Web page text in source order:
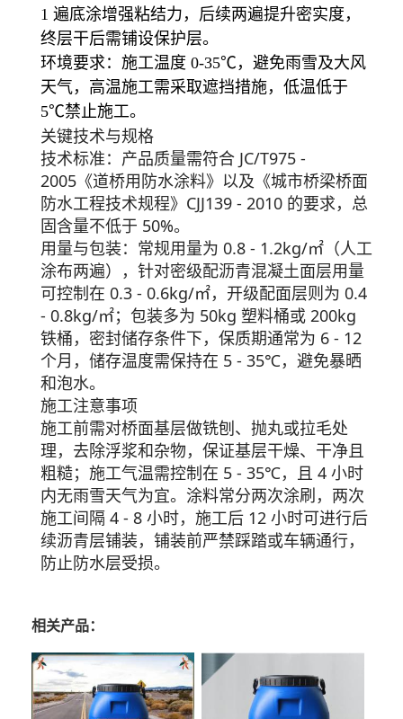
1 遍底涂增强粘结力，后续两遍提升密实度，
终层干后需铺设保护层。
环境要求：施工温度 0-35℃，避免雨雪及大风
天气，高温施工需采取遮挡措施，低温低于
5℃禁止施工。
关键技术与规格
技术标准：产品质量需符合 JC/T975 -
2005《道桥用防水涂料》以及《城市桥梁桥面
防水工程技术规程》CJJ139 - 2010 的要求，总
固含量不低于 50%。
用量与包装：常规用量为 0.8 - 1.2kg/㎡（人工
涂布两遍），针对密级配沥青混凝土面层用量
可控制在 0.3 - 0.6kg/㎡，开级配面层则为 0.4
- 0.8kg/㎡；包装多为 50kg 塑料桶或 200kg
铁桶，密封储存条件下，保质期通常为 6 - 12
个月，储存温度需保持在 5 - 35℃，避免暴晒
和泡水。
施工注意事项
施工前需对桥面基层做铣刨、抛丸或拉毛处
理，去除浮浆和杂物，保证基层干燥、干净且
粗糙；施工气温需控制在 5 - 35℃，且 4 小时
内无雨雪天气为宜。涂料常分两次涂刷，两次
施工间隔 4 - 8 小时，施工后 12 小时可进行后
续沥青层铺装，铺装前严禁踩踏或车辆通行，
防止防水层受损。
相关产品：